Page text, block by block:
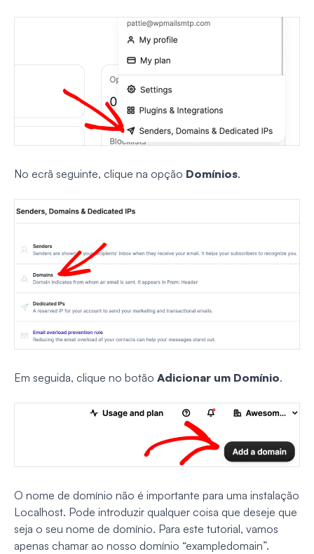
No ecrã seguinte, clique na opção Domínios.
Em seguida, clique no botão Adicionar um Domínio.
O nome de domínio não é importante para uma instalação
Localhost. Pode introduzir qualquer coisa que deseje que
seja o seu nome de domínio. Para este tutorial, vamos
apenas chamar ao nosso domínio “exampledomain”.